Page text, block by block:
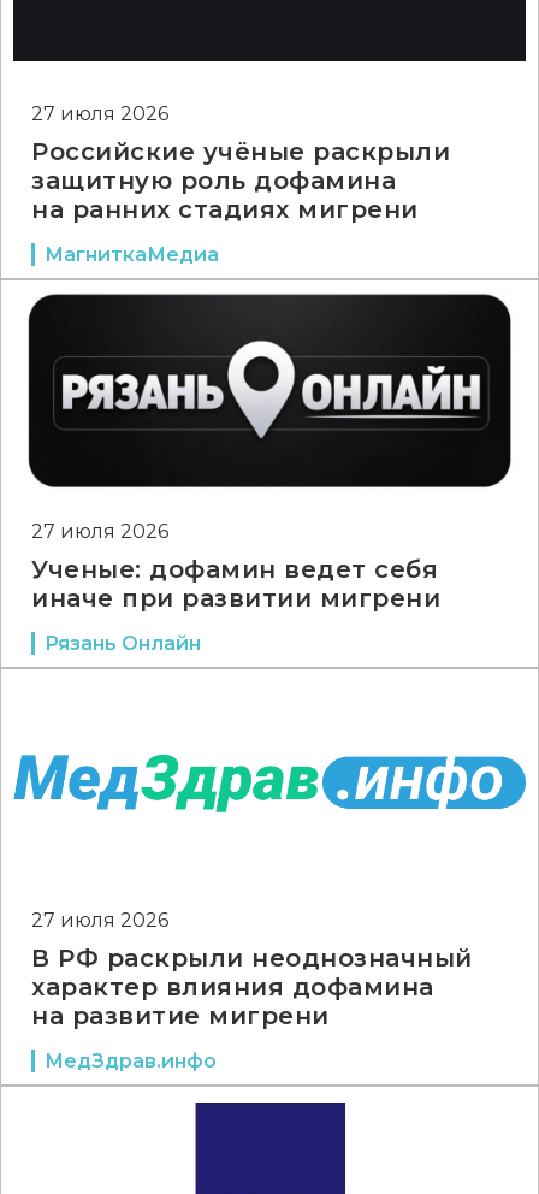
27 июля 2026
Российские учёные раскрыли
защитную роль дофамина
на ранних стадиях мигрени
МагниткаМедиа
27 июля 2026
Ученые: дофамин ведет себя
иначе при развитии мигрени
Рязань Онлайн
27 июля 2026
В РФ раскрыли неоднозначный
характер влияния дофамина
на развитие мигрени
МедЗдрав.инфо